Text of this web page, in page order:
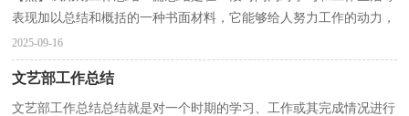
表现加以总结和概括的一种书面材料，它能够给人努力工作的动力，
因此我们需要回头归纳，写一份总结了。那么总结应...
2025-09-16
文艺部工作总结
文艺部工作总结总结就是对一个时期的学习、工作或其完成情况进行